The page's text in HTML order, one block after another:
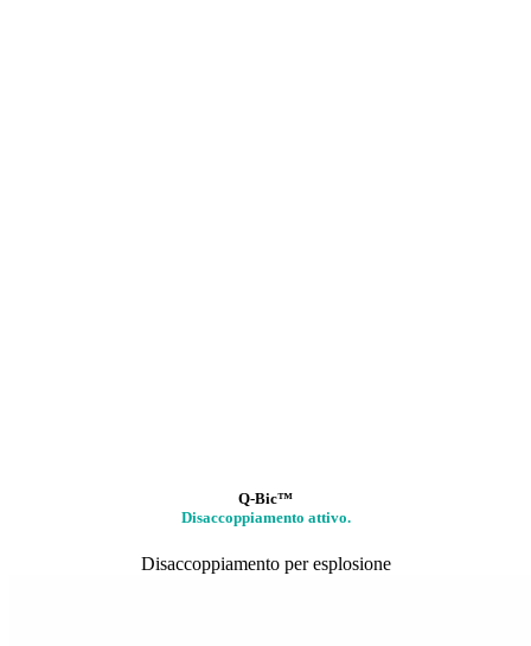
Q-Bic™
Disaccoppiamento attivo.
Disaccoppiamento per esplosione